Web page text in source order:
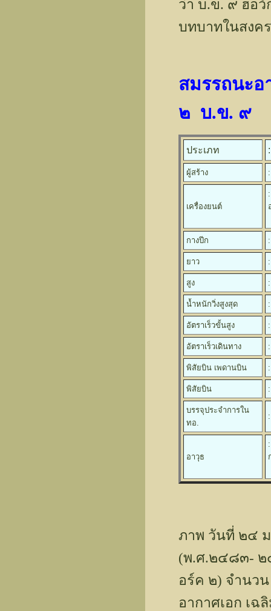
ว่า บ.ข. ๙ ฮอ
บทบาทในสงค
สมรรถนะ
๒ บ.ข. ๙
ประเภท
ผู้สร้าง
เครื่องยนต์
กางปีก
ยาว
สูง
น้ำหนักวิ่งสูงสุด
อัตราเร็วขั้นสูง
อัตราเร็วเดินทาง
พิสัยบิน เพดานบิน
พิสัยบิน
บรรจุประจำการใน
ทอ.
อาวุธ
ภาพ วันที่ ๒๔
(พ.ศ.๒๔๘๓- ๒
อร์ค ๒) จำนว
อากาศเอก เ